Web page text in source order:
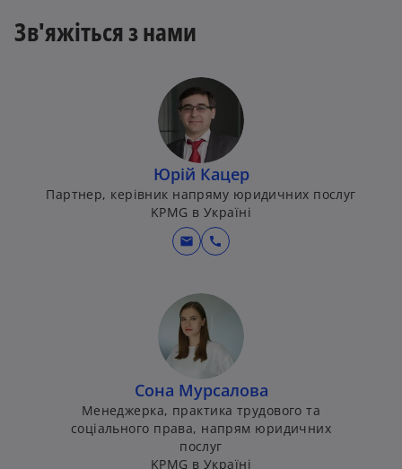
Зв'яжіться з нами
Юрій Кацер
Партнер, керівник напряму юридичних послуг
KPMG в Україні
mail call
Сона Мурсалова
Менеджерка, практика трудового та
соціального права, напрям юридичних
послуг
KPMG в Україні